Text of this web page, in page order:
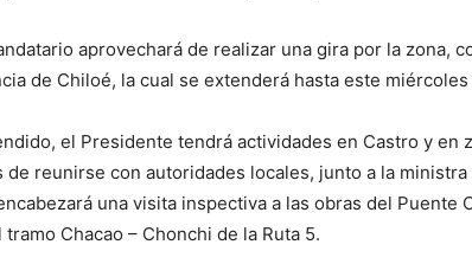
aprovechará de realizar una gira por la zona,
de Chiloé, la cual se extenderá hasta este
el Presidente tendrá actividades en Castro y en
de reunirse con autoridades locales, junto a la ministra
una visita inspectiva a las obras del Puente
Chacao – Chonchi de la Ruta 5.